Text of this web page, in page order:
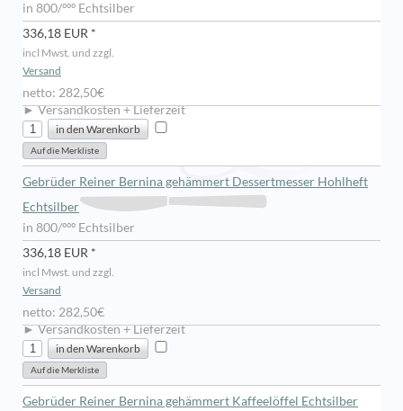
in 800/ººº Echtsilber
336,18 EUR *
incl Mwst. und zzgl.
Versand
netto: 282,50€
► Versandkosten + Lieferzeit
Gebrüder Reiner Bernina gehämmert Dessertmesser Hohlheft
Echtsilber
in 800/ººº Echtsilber
336,18 EUR *
incl Mwst. und zzgl.
Versand
netto: 282,50€
► Versandkosten + Lieferzeit
Gebrüder Reiner Bernina gehämmert Kaffeelöffel Echtsilber